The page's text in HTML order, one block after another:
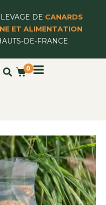
DE CANARDS
ET ALIMENTATION
DE-FRANCE
0